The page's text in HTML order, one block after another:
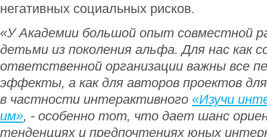
негативных социальных рисков.
«У Академии большой опыт совместной
детьми из поколения альфа. Для нас как
ответственной организации важны все
эффекты, а как для авторов проектов
в частности интерактивного «Изучи
им», - особенно тот, что дает шанс
тенденциях и предпочтениях юных